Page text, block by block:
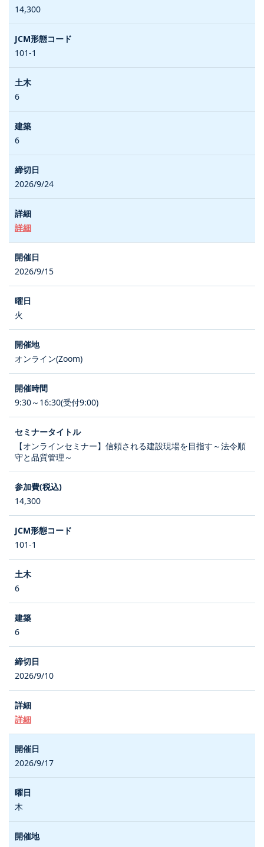
14,300
101-1
6
6
2026/9/24
詳細
2026/9/15
火
オンライン(Zoom)
9:30～16:30(受付9:00)
【オンラインセミナー】信頼される建設現場を目指す～法令順
守と品質管理～
14,300
101-1
6
6
2026/9/10
詳細
2026/9/17
木